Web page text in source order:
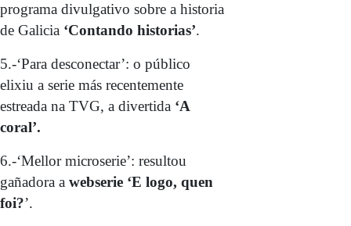
programa divulgativo sobre a historia
de Galicia ‘Contando historias’.
5.-‘Para desconectar’: o público
elixiu a serie más recentemente
estreada na TVG, a divertida ‘A
coral’.
6.-‘Mellor microserie’: resultou
gañadora a webserie ‘E logo, quen
foi?’.